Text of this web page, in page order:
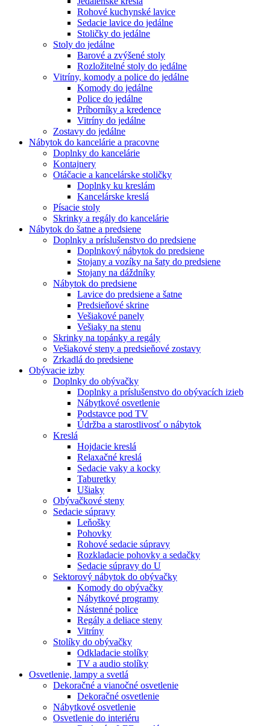
Rohové kuchynské lavice
Sedacie lavice do jedálne
Stoličky do jedálne
Stoly do jedálne
Barové a zvýšené stoly
Rozložitelné stoly do jedálne
Vitríny, komody a police do jedálne
Komody do jedálne
Police do jedálne
Príborníky a kredence
Vitríny do jedálne
Zostavy do jedálne
Nábytok do kancelárie a pracovne
Doplnky do kancelárie
Kontajnery
Otáčacie a kancelárske stoličky
Doplnky ku kreslám
Kancelárske kreslá
Písacie stoly
Skrinky a regály do kancelárie
Nábytok do šatne a predsiene
Doplnky a príslušenstvo do predsiene
Doplnkový nábytok do predsiene
Stojany a vozíky na šaty do predsiene
Stojany na dáždníky
Nábytok do predsiene
Lavice do predsiene a šatne
Predsieňové skrine
Vešiakové panely
Vešiaky na stenu
Skrinky na topánky a regály
Vešiakové steny a predsieňové zostavy
Zrkadlá do predsiene
Obývacie izby
Doplnky do obývačky
Doplnky a príslušenstvo do obývacích izieb
Nábytkové osvetlenie
Podstavce pod TV
Údržba a starostlivosť o nábytok
Kreslá
Hojdacie kreslá
Relaxačné kreslá
Sedacie vaky a kocky
Taburetky
Ušiaky
Obývačkové steny
Sedacie súpravy
Leňošky
Pohovky
Rohové sedacie súpravy
Rozkladacie pohovky a sedačky
Sedacie súpravy do U
Sektorový nábytok do obývačky
Komody do obývačky
Nábytkové programy
Nástenné police
Regály a deliace steny
Vitríny
Stolíky do obývačky
Odkladacie stolíky
TV a audio stolíky
Osvetlenie, lampy a svetlá
Dekoračné a vianočné osvetlenie
Dekoračné osvetlenie
Nábytkové osvetlenie
Osvetlenie do interiéru